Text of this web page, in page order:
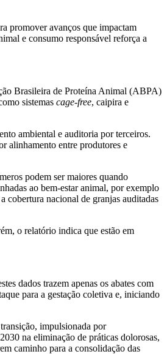
promover avanços que impactam
e consumo responsável reforça a
Brasileira de Proteína Animal (ABPA)
sistemas cage-free, caipira e
ambiental e auditoria por terceiros.
alinhamento entre produtores e
podem ser maiores quando
ao bem-estar animal, por exemplo
cobertura nacional de granjas auditadas
o relatório indica que estão em
dados trazem apenas os abates com
para a gestação coletiva e, iniciando
impulsionada por
na eliminação de práticas dolorosas,
caminho para a consolidação das